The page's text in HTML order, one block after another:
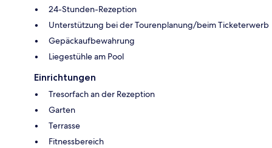
24-Stunden-Rezeption
Unterstützung bei der Tourenplanung/beim Ticketerwerb
Gepäckaufbewahrung
Liegestühle am Pool
Einrichtungen
Tresorfach an der Rezeption
Garten
Terrasse
Fitnessbereich